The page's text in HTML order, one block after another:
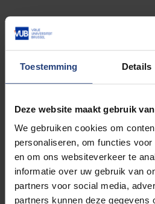
Toestemming Details
Deze website maakt gebruik
We gebruiken cookies om
personaliseren, om functies
en om ons websiteverkeer te
informatie over uw gebruik van
partners voor social media,
partners kunnen deze gegevens
Als reactie op de gruweldaden
Palestijnse gebieden hebben
om een transparant en
screeningskader. Zo’n kader
onderzoeksprojecten risico’s
mensenrechtenschendingen,
projectpartners medeplichtig
schendingen. Tot op vandaag
Commissie beperkt tot een
van Artikel 14: potentieel
gedrag van een